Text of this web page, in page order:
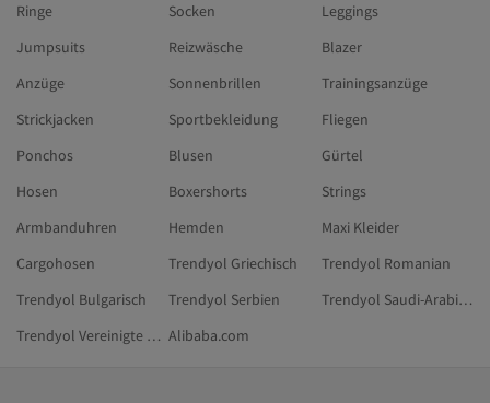
Ringe
Socken
Leggings
Jumpsuits
Reizwäsche
Blazer
Anzüge
Sonnenbrillen
Trainingsanzüge
Strickjacken
Sportbekleidung
Fliegen
Ponchos
Blusen
Gürtel
Hosen
Boxershorts
Strings
Armbanduhren
Hemden
Maxi Kleider
Cargohosen
Trendyol Griechisch
Trendyol Romanian
Trendyol Bulgarisch
Trendyol Serbien
Trendyol Saudi-Arabien
Trendyol Vereinigte Arabische Emirate Alibaba.com